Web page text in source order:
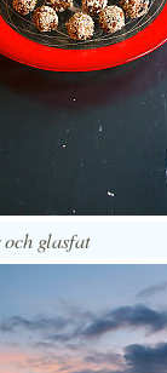
glasfat